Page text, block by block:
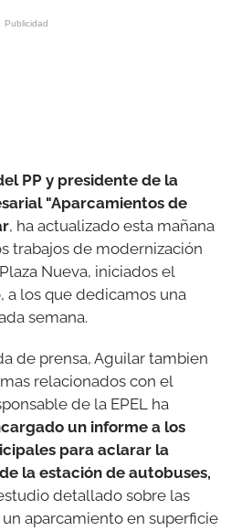
PP y presidente de la
"Aparcamientos de
, ha actualizado esta mañana
trabajos de modernización
Nueva, iniciados el
a los que dedicamos una
semana.
de prensa, Aguilar tambien
relacionados con el
de la EPEL ha
un informe a los
para aclarar la
la estación de autobuses,
detallado sobre las
aparcamiento en superficie